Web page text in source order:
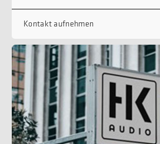
Kontakt aufnehmen